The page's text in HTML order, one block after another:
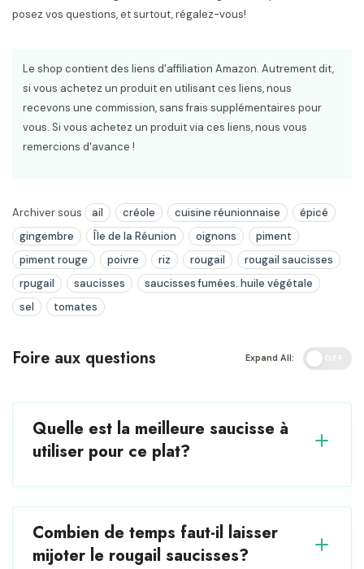
posez vos questions, et surtout, régalez-vous!
Le shop contient des liens d'affiliation Amazon. Autrement dit,
si vous achetez un produit en utilisant ces liens, nous
recevons une commission, sans frais supplémentaires pour
vous. Si vous achetez un produit via ces liens, nous vous
remercions d'avance !
Archiver sous ail créole cuisine réunionnaise
épicé
gingembre
Île de la Réunion oignons
piment
piment rouge
poivre riz rougail
rougail saucisses
rpugail
saucisses
saucisses fumées. huile végétale
sel
tomates
Foire aux questions Expand All:
Quelle est la meilleure saucisse à
utiliser pour ce plat?
Combien de temps faut-il laisser
mijoter le rougail saucisses?